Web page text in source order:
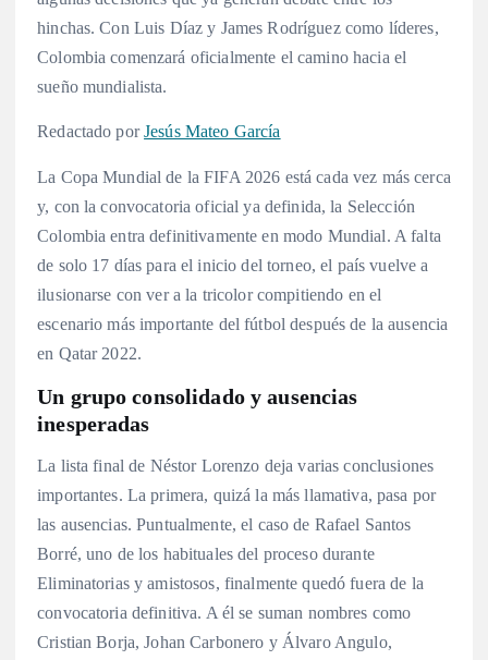
hinchas. Con Luis Díaz y James Rodríguez como líderes,
Colombia comenzará oficialmente el camino hacia el
sueño mundialista.
Redactado porJesús Mateo García
La Copa Mundial de la FIFA 2026 está cada vez más cerca
y, con la convocatoria oficial ya definida, la Selección
Colombia entra definitivamente en modo Mundial. A falta
de solo 17 días para el inicio del torneo, el país vuelve a
ilusionarse con ver a la tricolor compitiendo en el
escenario más importante del fútbol después de la ausencia
en Qatar 2022.
Un grupo consolidado y ausencias
inesperadas
La lista final de Néstor Lorenzo deja varias conclusiones
importantes. La primera, quizá la más llamativa, pasa por
las ausencias. Puntualmente, el caso de Rafael Santos
Borré, uno de los habituales del proceso durante
Eliminatorias y amistosos, finalmente quedó fuera de la
convocatoria definitiva. A él se suman nombres como
Cristian Borja, Johan Carbonero y Álvaro Angulo,